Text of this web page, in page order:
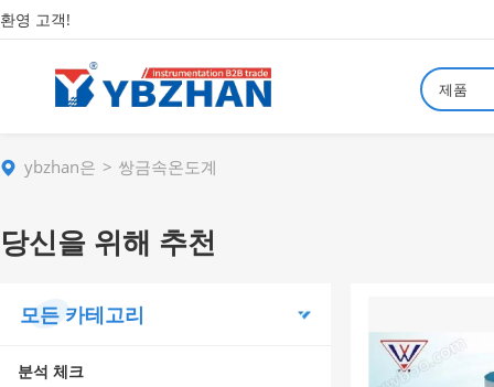
환영 고객!
제품
ybzhan은 쌍금속온도계
당신을 위해 추천
모든 카테고리
분석 체크